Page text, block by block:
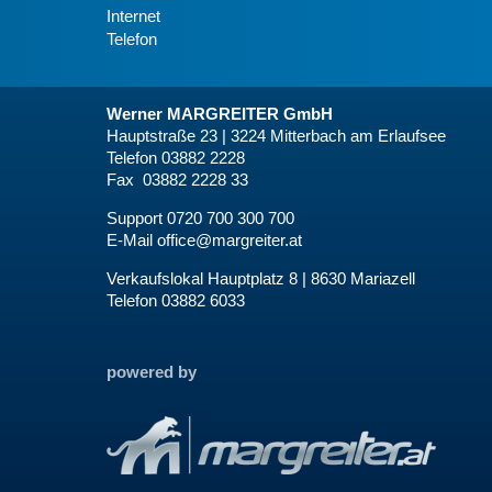
Internet
Telefon
Werner MARGREITER GmbH
Hauptstraße 23 | 3224 Mitterbach am Erlaufsee
Telefon 03882 2228
Fax 03882 2228 33
Support 0720 700 300 700
E-Mail office@margreiter.at
Verkaufslokal Hauptplatz 8 | 8630 Mariazell
Telefon 03882 6033
powered by